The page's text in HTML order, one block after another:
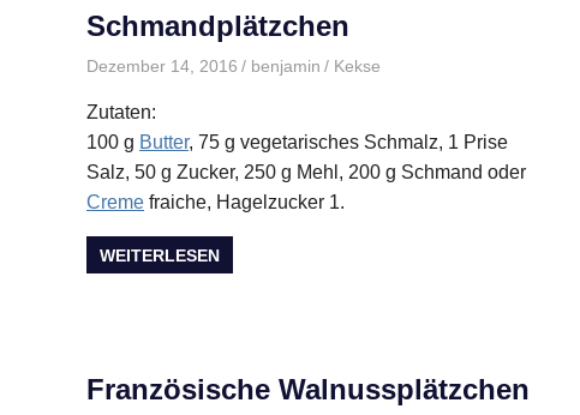
Schmandplätzchen
Dezember 14, 2016 benjamin Kekse
Zutaten:
100 g Butter, 75 g vegetarisches Schmalz, 1 Prise
Salz, 50 g Zucker, 250 g Mehl, 200 g Schmand oder
Creme fraiche, Hagelzucker 1.
WEITERLESEN
Französische Walnussplätzchen